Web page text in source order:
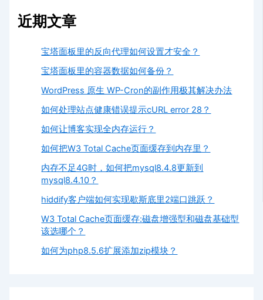
近期文章
宝塔面板里的反向代理如何设置才安全？
宝塔面板里的容器数据如何备份？
WordPress 原生 WP-Cron的副作用极其解决办法
如何处理站点健康错误提示cURL error 28？
如何让博客实现全内存运行？
如何把W3 Total Cache页面缓存到内存里？
内存不足4G时，如何把mysql8.4.8更新到
mysql8.4.10？
hiddify客户端如何实现歇斯底里2端口跳跃？
W3 Total Cache页面缓存:磁盘增强型和磁盘基础型
该选哪个？
如何为php8.5.6扩展添加zip模块？